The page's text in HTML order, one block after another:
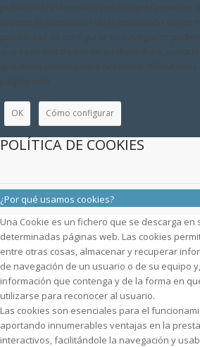
publicidad relacionada con sus preferencias.
supone la aceptación de la instalación de las
posibilidad de configurar su navegador
que sean instaladas en su disco duro,
que dicha acción podrá ocasionar dificultades
página web.
OK Cómo configurar
POLÍTICA DE COOKIES
¿Por qué usamos cookies?
Una Cookie es un fichero que se descarga
determinadas páginas web. Las cookies
entre otras cosas, almacenar y recuperar
de navegación de un usuario o de su equipo
información que contenga y de la forma en
utilizarse para reconocer al usuario.
Las cookies son esenciales para el
aportando innumerables ventajas en la
interactivos, facilitándole la navegación y